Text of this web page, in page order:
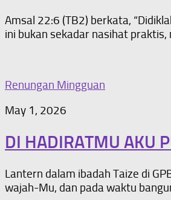
Amsal 22:6 (TB2) berkata,
ini bukan sekadar nasihat praktis,
Renungan Mingguan
May 1, 2026
DI HADIRATMU AKU
Lantern dalam ibadah Taize di
wajah-Mu, dan pada waktu